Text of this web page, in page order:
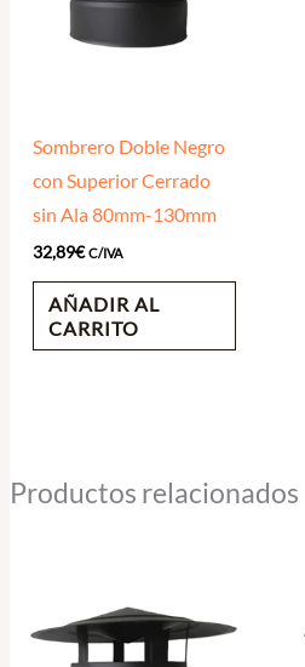
Sombrero Doble Negro
con Superior Cerrado
sin Ala 80mm-130mm
32,89€ C/IVA
AÑADIR AL
CARRITO
Productos relacionados